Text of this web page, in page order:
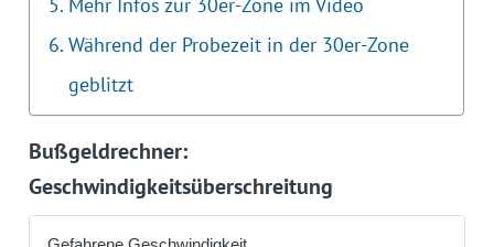
Während der Probezeit in der 30er-Zone
geblitzt
Bußgeldrechner:
Geschwindigkeitsüberschreitung